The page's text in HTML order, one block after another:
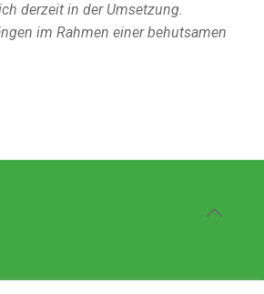
derzeit in der Umsetzung.
im Rahmen einer behutsamen